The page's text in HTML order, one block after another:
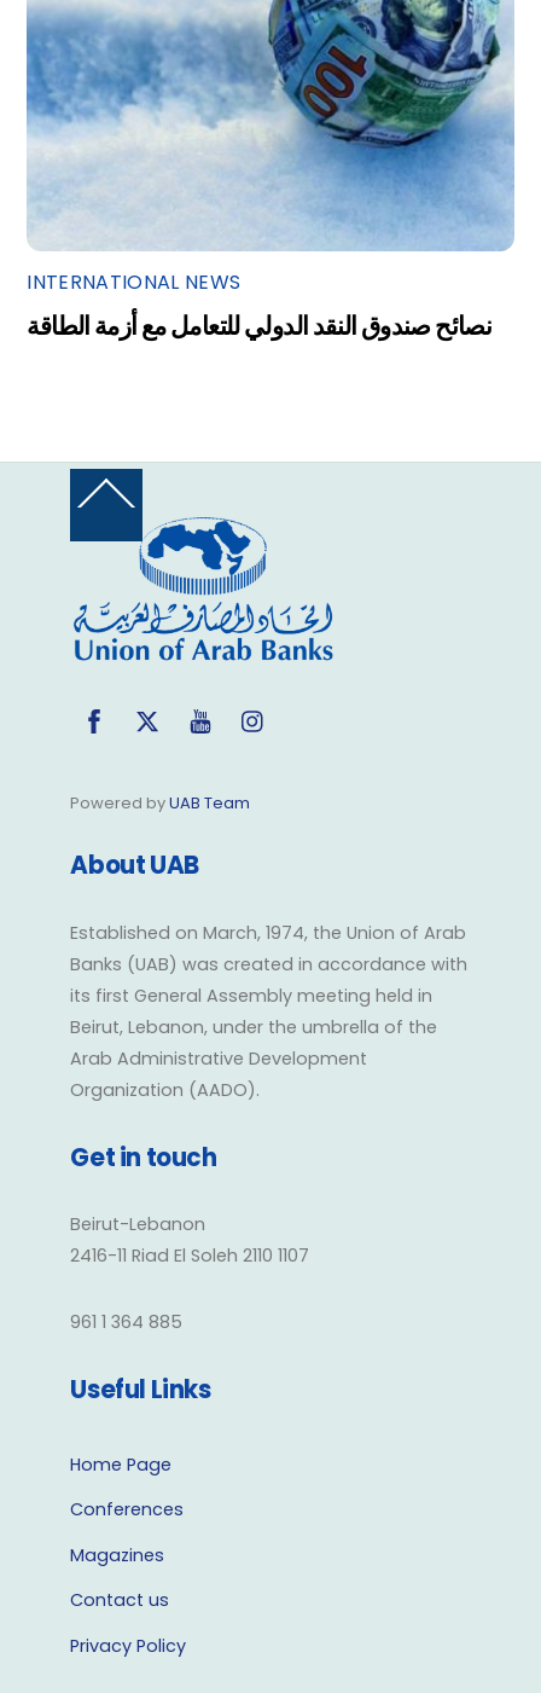
INTERNATIONAL NEWS
نصائح صندوق النقد الدولي للتعامل مع أزمة الطاقة
Back
Top
Facebook
Twitter YouTube
Powered byUAB Team
About UAB
Established on March, 1974, the Union of Arab
Banks (UAB) was created in accordance with
its first General Assembly meeting held in
Beirut, Lebanon, under the umbrella of the
Arab Administrative Development
Organization (AADO).
Get in touch
Beirut-Lebanon
2416-11 Riad El Soleh 2110 1107
961 1 364 885
Useful Links
Home Page
Conferences
Magazines
Contact us
Privacy Policy